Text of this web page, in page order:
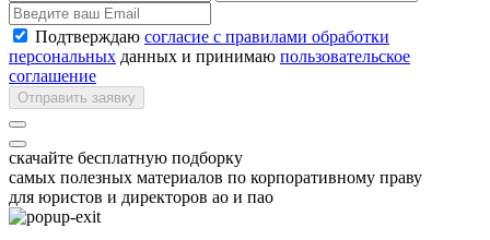
Подтверждаю согласие с правилами обработки
персональных данных и принимаю пользовательское
соглашение
Отправить заявку
скачайте бесплатную подборку
самых полезных материалов по корпоративному праву
для юристов и директоров ао и пао